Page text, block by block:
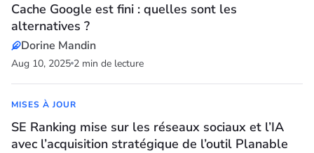
Cache Google est fini : quelles sont les
alternatives ?
Dorine Mandin
Aug 10, 2025 2 min de lecture
MISES À JOUR
SE Ranking mise sur les réseaux sociaux et l’IA
avec l’acquisition stratégique de l’outil Planable